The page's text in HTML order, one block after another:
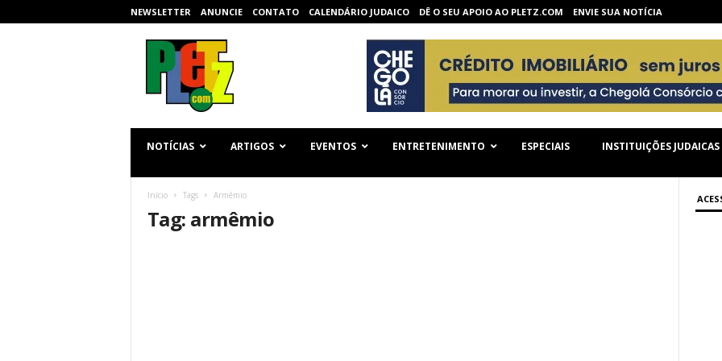
NEWSLETTER ANUNCIE CONTATO CALENDÁRIO JUDAICO DÊ O SEU APOIO AO PLETZ.COM ENVIE SUA NOTÍCIA
NOTÍCIAS ARTIGOS EVENTOS ENTRETENIMENTO ESPECIAIS INSTITUIÇÕES JUDAICAS
Início Tags Armêmio
Tag: armêmio